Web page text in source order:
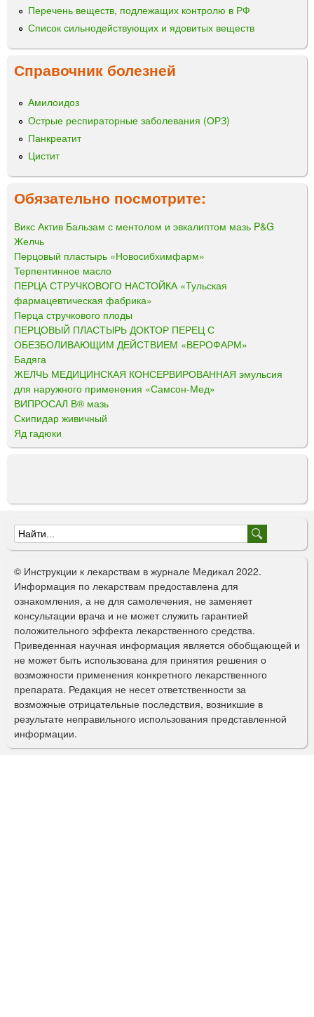
Перечень веществ, подлежащих контролю в РФ
Список сильнодействующих и ядовитых веществ
Справочник болезней
Амилоидоз
Острые респираторные заболевания (ОРЗ)
Панкреатит
Цистит
Обязательно посмотрите:
Викс Актив Бальзам с ментолом и эвкалиптом мазь P&G
Желчь
Перцовый пластырь «Новосибхимфарм»
Терпентинное масло
ПЕРЦА СТРУЧКОВОГО НАСТОЙКА «Тульская
фармацевтическая фабрика»
Перца стручкового плоды
ПЕРЦОВЫЙ ПЛАСТЫРЬ ДОКТОР ПЕРЕЦ С
ОБЕЗБОЛИВАЮЩИМ ДЕЙСТВИЕМ «ВЕРОФАРМ»
Бадяга
ЖЕЛЧЬ МЕДИЦИНСКАЯ КОНСЕРВИРОВАННАЯ эмульсия
для наружного применения «Самсон-Мед»
ВИПРОСАЛ В® мазь
Скипидар живичный
Яд гадюки
Ф
о
р
м
а
п
о
и
с
к
© Инструкции к лекарствам в журнале Медикал 2022.
Информация по лекарствам предоставлена для
ознакомления, а не для самолечения, не заменяет
консультации врача и не может служить гарантией
положительного эффекта лекарственного средства.
Приведенная научная информация является обобщающей и
не может быть использована для принятия решения о
возможности применения конкретного лекарственного
препарата. Редакция не несет ответственности за
возможные отрицательные последствия, возникшие в
результате неправильного использования представленной
информации.